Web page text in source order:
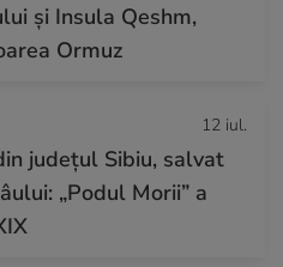
și Insula Qeshm,
Ormuz
12 iul.
județul Sibiu, salvat
„Podul Morii” a